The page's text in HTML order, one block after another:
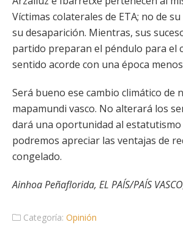
Víctimas colaterales de ETA; no de
su desaparición. Mientras, sus
partido preparan el péndulo para el
sentido acorde con una época
Será bueno ese cambio climático de
mapamundi vasco. No alterará los
dará una oportunidad al estatutismo
podremos apreciar las ventajas de
congelado.
Ainhoa Peñaflorida, EL PAÍS/PAÍS
Categoría: Opinión